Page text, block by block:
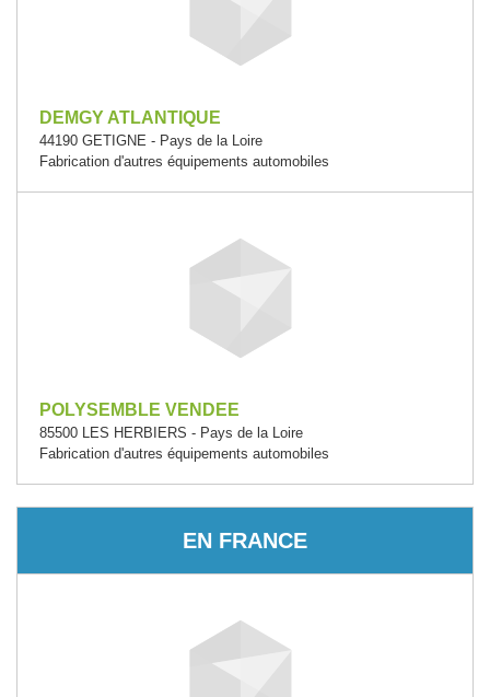
DEMGY ATLANTIQUE
44190 GETIGNE - Pays de la Loire
Fabrication d'autres équipements automobiles
POLYSEMBLE VENDEE
85500 LES HERBIERS - Pays de la Loire
Fabrication d'autres équipements automobiles
EN FRANCE